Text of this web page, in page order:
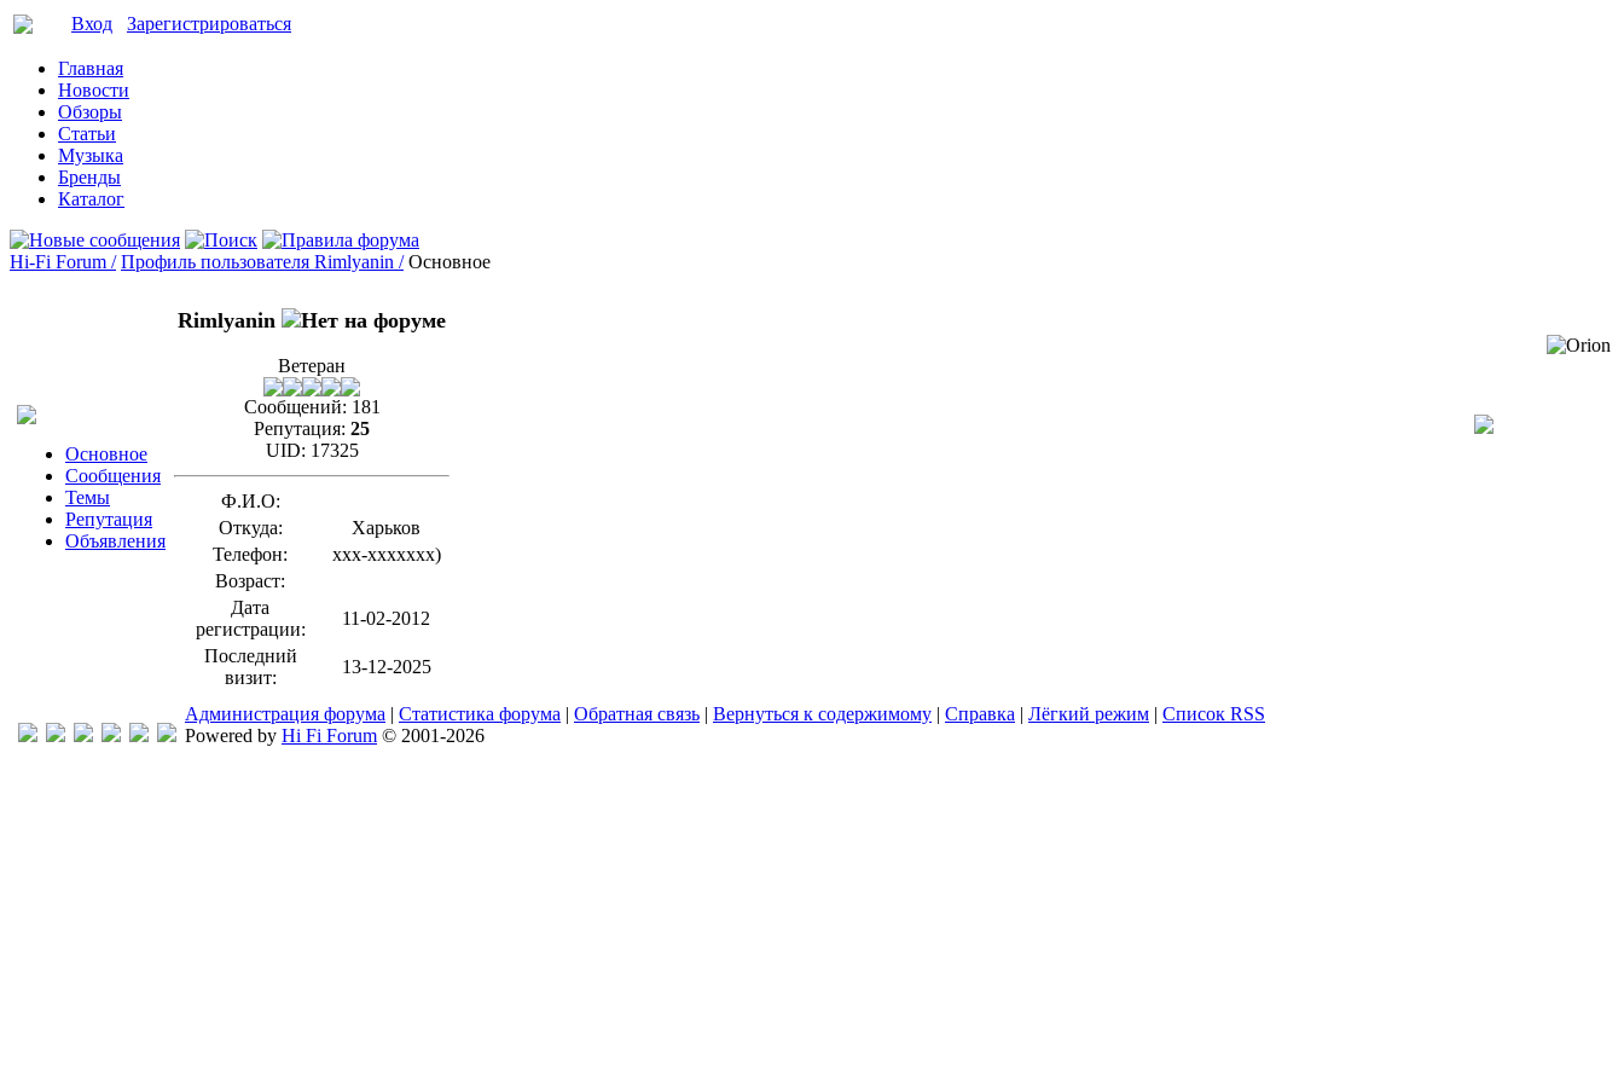
Вход Зарегистрироваться
Главная
Новости
Обзоры
Статьи
Музыка
Бренды
Каталог
Hi-Fi Forum / Профиль пользователя Rimlyanin / Основное
Основное
Сообщения
Темы
Репутация
Объявления
Rimlyanin
Ветеран
Сообщений: 181
Репутация: 25
UID: 17325
Ф.И.О:
Откуда:
Харьков
Телефон:
xxx-xxxxxxx)
Возраст:
Дата
регистрации:
11-02-2012
Последний
визит:
13-12-2025
Администрация форума | Статистика форума | Обратная связь | Вернуться к содержимому | Справка | Лёгкий режим | Список RSS
Powered by Hi Fi Forum © 2001-2026